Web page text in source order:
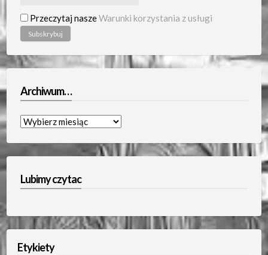
Przeczytaj naszeWarunki korzystania z usługi
Archiwum…
Archiwum…
Lubimy czytac
Etykiety